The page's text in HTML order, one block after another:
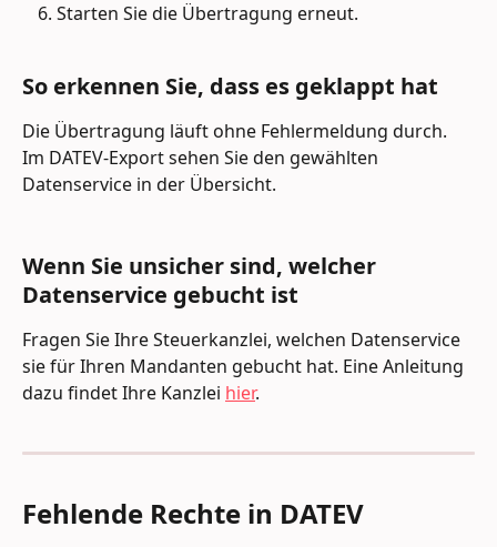
Starten Sie die Übertragung erneut.
So erkennen Sie, dass es geklappt hat
Die Übertragung läuft ohne Fehlermeldung durch.
Im DATEV-Export sehen Sie den gewählten
Datenservice in der Übersicht.
Wenn Sie unsicher sind, welcher
Datenservice gebucht ist
Fragen Sie Ihre Steuerkanzlei, welchen Datenservice
sie für Ihren Mandanten gebucht hat. Eine Anleitung
dazu findet Ihre Kanzlei hier.
Fehlende Rechte in DATEV